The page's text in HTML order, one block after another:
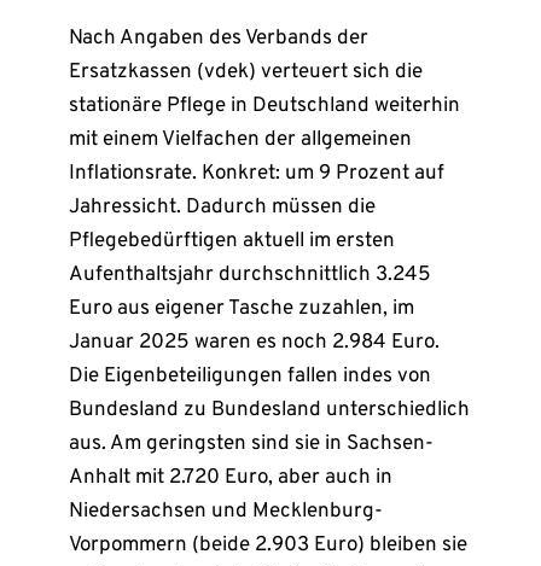
Nach Angaben des Verbands der
Ersatzkassen (vdek) verteuert sich die
stationäre Pflege in Deutschland weiterhin
mit einem Vielfachen der allgemeinen
Inflationsrate. Konkret: um 9 Prozent auf
Jahressicht. Dadurch müssen die
Pflegebedürftigen aktuell im ersten
Aufenthaltsjahr durchschnittlich 3.245
Euro aus eigener Tasche zuzahlen, im
Januar 2025 waren es noch 2.984 Euro.
Die Eigenbeteiligungen fallen indes von
Bundesland zu Bundesland unterschiedlich
aus. Am geringsten sind sie in Sachsen-
Anhalt mit 2.720 Euro, aber auch in
Niedersachsen und Mecklenburg-
Vorpommern (beide 2.903 Euro) bleiben sie